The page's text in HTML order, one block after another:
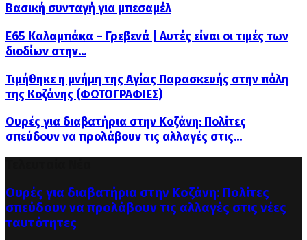
Βασική συνταγή για μπεσαμέλ
Ε65 Καλαμπάκα – Γρεβενά | Αυτές είναι οι τιμές των
διοδίων στην...
Τιμήθηκε η μνήμη της Αγίας Παρασκευής στην πόλη
της Κοζάνης (ΦΩΤΟΓΡΑΦΙΕΣ)
Ουρές για διαβατήρια στην Κοζάνη: Πολίτες
σπεύδουν να προλάβουν τις αλλαγές στις...
Ουρές για διαβατήρια στην Κοζάνη: Πολίτες
σπεύδουν να προλάβουν τις αλλαγές στις νέες
ταυτότητες